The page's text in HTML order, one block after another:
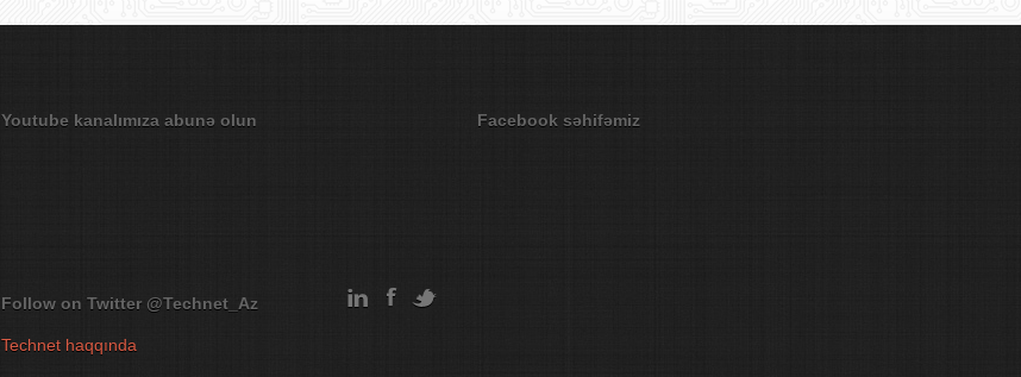
Youtube kanalımıza abunə olun
Follow on Twitter @Technet_Az
Technet haqqında
Facebook səhifəmiz